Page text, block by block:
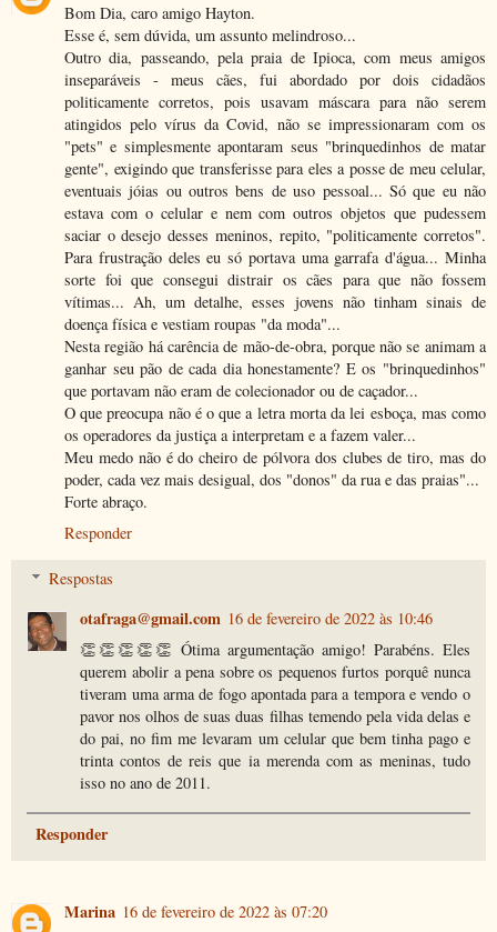
Bom Dia, caro amigo Hayton.
Esse é, sem dúvida, um assunto melindroso...
Outro dia, passeando, pela praia de Ipioca, com meus amigos
inseparáveis - meus cães, fui abordado por dois cidadãos
politicamente corretos, pois usavam máscara para não serem
atingidos pelo vírus da Covid, não se impressionaram com os
"pets" e simplesmente apontaram seus "brinquedinhos de matar
gente", exigindo que transferisse para eles a posse de meu celular,
eventuais jóias ou outros bens de uso pessoal... Só que eu não
estava com o celular e nem com outros objetos que pudessem
saciar o desejo desses meninos, repito, "politicamente corretos".
Para frustração deles eu só portava uma garrafa d'água... Minha
sorte foi que consegui distrair os cães para que não fossem
vítimas... Ah, um detalhe, esses jovens não tinham sinais de
doença física e vestiam roupas "da moda"...
Nesta região há carência de mão-de-obra, porque não se animam a
ganhar seu pão de cada dia honestamente? E os "brinquedinhos"
que portavam não eram de colecionador ou de caçador...
O que preocupa não é o que a letra morta da lei esboça, mas como
os operadores da justiça a interpretam e a fazem valer...
Meu medo não é do cheiro de pólvora dos clubes de tiro, mas do
poder, cada vez mais desigual, dos "donos" da rua e das praias"...
Forte abraço.
Responder
Respostas
otafraga@gmail.com 16 de fevereiro de 2022 às 10:46
👏👏👏👏👏 Ótima argumentação amigo! Parabéns. Eles
querem abolir a pena sobre os pequenos furtos porquê nunca
tiveram uma arma de fogo apontada para a tempora e vendo o
pavor nos olhos de suas duas filhas temendo pela vida delas e
do pai, no fim me levaram um celular que bem tinha pago e
trinta contos de reis que ia merenda com as meninas, tudo
isso no ano de 2011.
Responder
Marina 16 de fevereiro de 2022 às 07:20